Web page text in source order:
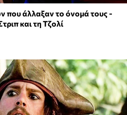
που άλλαξαν το όνομά τους -
και τη Τζολί